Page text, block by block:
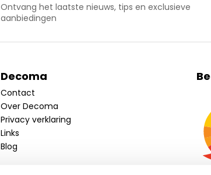
Ontvang het laatste nieuws, tips en exclusieve
aanbiedingen
Decoma
Contact
Over Decoma
Privacy verklaring
Links
Blog